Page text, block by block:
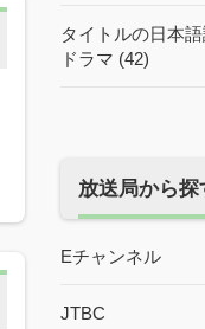
タイトルの日本
ドラマ (42)
放送局から探
Eチャンネル
JTBC